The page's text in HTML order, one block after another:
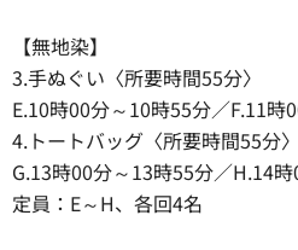
【無地染】
3.手ぬぐい〈所要時間55分〉
E.10時00分～10時55分／F.11時
4.トートバッグ〈所要時間55分〉
G.13時00分～13時55分／H.14
定員：E～H、各回4名